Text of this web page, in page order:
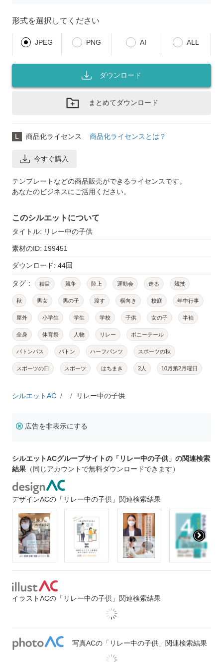
形式を選択してください
JPEG PNG AI ALL
ダウンロード
まとめてダウンロード
L 商品化ライセンス 商品化ライセンスとは？
今すぐ購入
テンプレートなどの商品販売ができるライセンスです。
あなたのビジネスにご活用ください。
このシルエットについて
タイトル: リレー中の子供
素材のID: 199451
ダウンロード: 44回
タグ： 種目 競争 陸上 運動会 走る 競技
秋 男女 男の子 渡す 横向き 校庭 年中行事
屋外 小学生 学生 学校 子供 女の子 半袖
全身 体育祭 人物 リレー ポニーテール
バトンパス バトン ハーフパンツ スポーツの秋
スポーツの日 スポーツ はちまき 2人 10月第2月曜日
シルエットAC リレー中の子供
広告を非表示にする
シルエットACグループサイトの「リレー中の子供」の関連検索
結果 （同じアカウントで無料ダウンロードできます）
デザインACの「リレー中の子供」関連検索結果
イラストACの「リレー中の子供」関連検索結果
写真ACの「リレー中の子供」関連検索結果